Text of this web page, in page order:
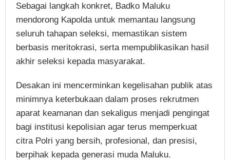
Sebagai langkah konkret, Badko Maluku
mendorong Kapolda untuk memantau langsung
seluruh tahapan seleksi, memastikan sistem
berbasis meritokrasi, serta mempublikasikan hasil
akhir seleksi kepada masyarakat.
Desakan ini mencerminkan kegelisahan publik atas
minimnya keterbukaan dalam proses rekrutmen
aparat keamanan dan sekaligus menjadi pengingat
bagi institusi kepolisian agar terus memperkuat
citra Polri yang bersih, profesional, dan presisi,
berpihak kepada generasi muda Maluku.